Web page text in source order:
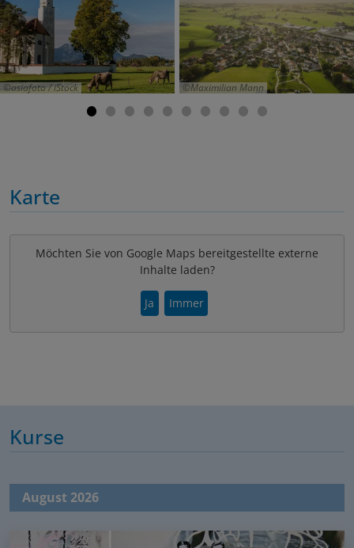
asiafoto / iStock Maximilian Mann
Karte
Möchten Sie von Google Maps bereitgestellte externe
Inhalte laden?
Ja Immer
Kurse
August 2026